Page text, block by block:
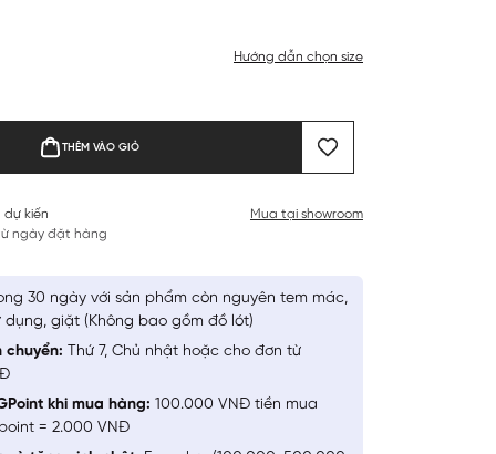
Hướng dẫn chọn size
THÊM VÀO GIỎ
dự kiến
ngày đặt hàng
Mua tại showroom
30 ngày với sản phẩm còn nguyên tem mác,
dụng, giặt (Không bao gồm đồ lót)
chuyển: Thứ 7, Chủ nhật hoặc cho đơn từ
khi mua hàng: 100.000 VNĐ tiền mua
= 2.000 VNĐ